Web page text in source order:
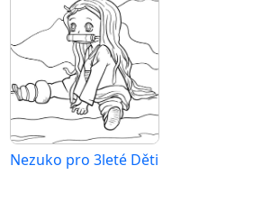
Nezuko pro 3leté Děti